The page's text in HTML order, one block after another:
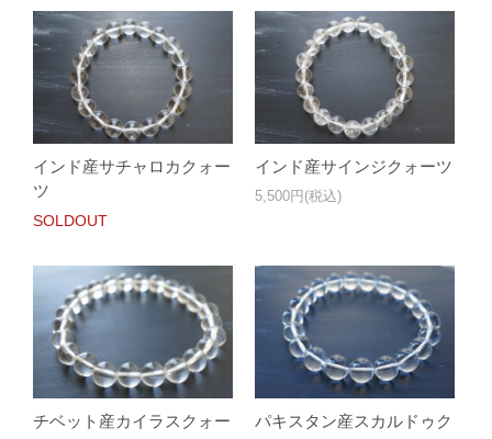
インド産サチャロカクォー
ツ
SOLDOUT
インド産サインジクォーツ
5,500円(税込)
チベット産カイラスクォー
パキスタン産スカルドゥク